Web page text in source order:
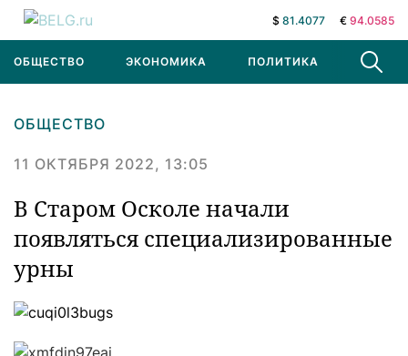
$ 81.4077 € 94.0585
ОБЩЕСТВО ЭКОНОМИКА ПОЛИТИКА В МИРЕ
ОБЩЕСТВО
11 ОКТЯБРЯ 2022, 13:05
В Старом Осколе начали
появляться специализированные
урны